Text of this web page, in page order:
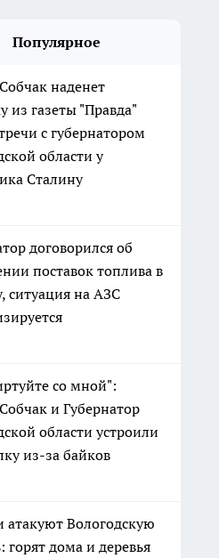
Популярное
наденет
из газеты "Правда"
с губернатором
области у
Сталину
договорился об
поставок топлива в
ситуация на АЗС
со мной":
и Губернатор
области устроили
из-за байков
Вологодскую
горят дома и деревья